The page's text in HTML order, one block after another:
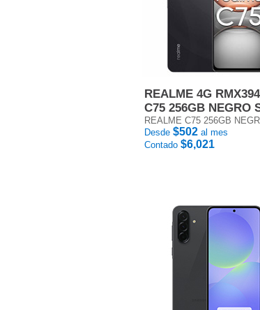
REALME 4G
C75 256GB NEGRO
REALME C75 256GB
Desde $502 al mes
Contado $6,021